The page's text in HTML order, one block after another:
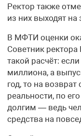
Ректор также
из них выходят на
В МФТИ оценки
Советник
такой расчёт:
миллиона, а
год, то на возврат
реальности, по
долгим — ведь
средства на